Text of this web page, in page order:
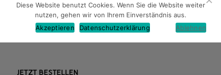
JETZT BESTELLEN
Diese Website benutzt Cookies. Wenn Sie die Website weiter
nutzen, gehen wir von Ihrem Einverständnis aus.
Akzeptieren
Ablehnen
Datenschutzerklärung